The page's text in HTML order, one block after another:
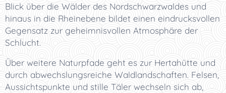
Blick über die Wälder des Nordschwarzwaldes und
hinaus in die Rheinebene bildet einen eindrucksvollen
Gegensatz zur geheimnisvollen Atmosphäre der
Schlucht.
Über weitere Naturpfade geht es zur Hertahütte und
durch abwechslungsreiche Waldlandschaften. Felsen,
Aussichtspunkte und stille Täler wechseln sich ab,